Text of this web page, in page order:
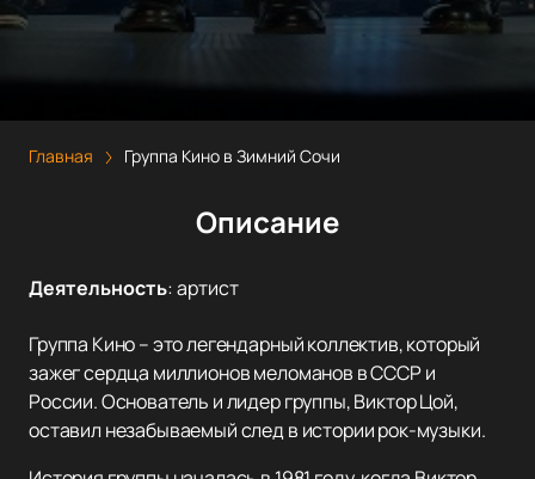
Главная Группа Кино в Зимний Сочи
Описание
Деятельность:артист
Группа Кино – это легендарный коллектив, который
зажег сердца миллионов меломанов в СССР и
России. Основатель и лидер группы, Виктор Цой,
оставил незабываемый след в истории рок-музыки.